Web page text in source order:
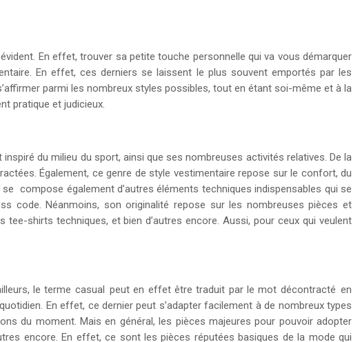
En effet, trouver sa petite touche personnelle qui va vous démarquer
En effet, ces derniers se laissent le plus souvent emportés par les
parmi les nombreux styles possibles, tout en étant soi-même et à la
pratique et judicieux.
du milieu du sport, ainsi que ses nombreuses activités relatives. De la
Également, ce genre de style vestimentaire repose sur le confort, du
compose également d’autres éléments techniques indispensables qui se
code. Néanmoins, son originalité repose sur les nombreuses pièces et
shirts techniques, et bien d’autres encore. Aussi, pour ceux qui veulent
le terme casual peut en effet être traduit par le mot décontracté en
En effet, ce dernier peut s’adapter facilement à de nombreux types
du moment. Mais en général, les pièces majeures pour pouvoir adopter
encore. En effet, ce sont les pièces réputées basiques de la mode qui